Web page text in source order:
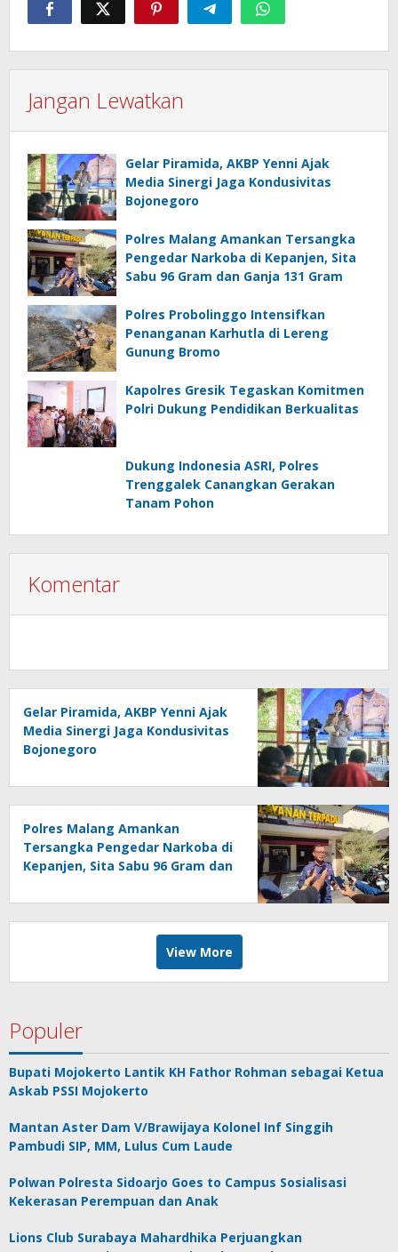
Jangan Lewatkan
Gelar Piramida, AKBP Yenni Ajak
Media Sinergi Jaga Kondusivitas
Bojonegoro
Polres Malang Amankan Tersangka
Pengedar Narkoba di Kepanjen, Sita
Sabu 96 Gram dan Ganja 131 Gram
Polres Probolinggo Intensifkan
Penanganan Karhutla di Lereng
Gunung Bromo
Kapolres Gresik Tegaskan Komitmen
Polri Dukung Pendidikan Berkualitas
Dukung Indonesia ASRI, Polres
Trenggalek Canangkan Gerakan
Tanam Pohon
Komentar
Gelar Piramida, AKBP Yenni Ajak
Media Sinergi Jaga Kondusivitas
Bojonegoro
Polres Malang Amankan
Tersangka Pengedar Narkoba di
Kepanjen, Sita Sabu 96 Gram dan
View More
Populer
Bupati Mojokerto Lantik KH Fathor Rohman sebagai Ketua
Askab PSSI Mojokerto
Mantan Aster Dam V/Brawijaya Kolonel Inf Singgih
Pambudi SIP, MM, Lulus Cum Laude
Polwan Polresta Sidoarjo Goes to Campus Sosialisasi
Kekerasan Perempuan dan Anak
Lions Club Surabaya Mahardhika Perjuangkan